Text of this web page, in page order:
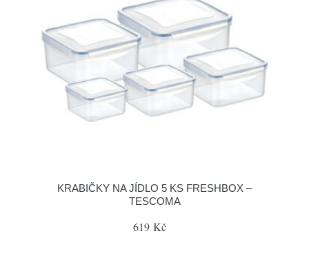
KRABIČKY NA JÍDLO 5 KS FRESHBOX –
TESCOMA
619 Kč